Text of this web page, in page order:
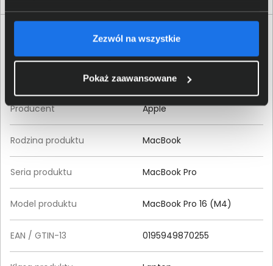
Zezwól na wszystkie
Pokaż zaawansowane
Specyfikacja techniczna Apple MacBook Pro 16
Produkt
Producent Apple
Rodzina produktu MacBook
Seria produktu MacBook Pro
Model produktu MacBook Pro 16 (M4)
EAN / GTIN-13 0195949870255